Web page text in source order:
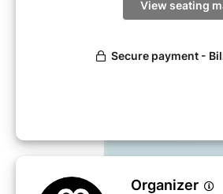
Sonate pour violoncelle et
Sonate pour violoncelle et
Sonate pour violoncelle et
Organizer